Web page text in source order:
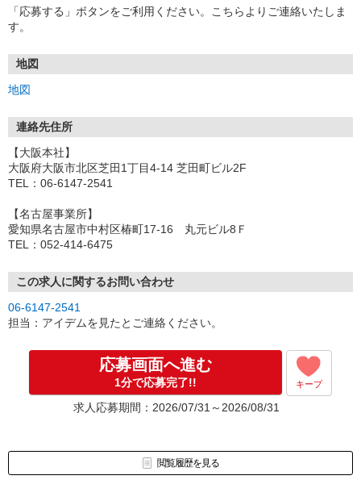
「応募する」ボタンをご利用ください。こちらよりご連絡いたしま
す。
地図
地図
連絡先住所
【大阪本社】
大阪府大阪市北区芝田1丁目4-14 芝田町ビル2F
TEL：06-6147-2541
【名古屋事業所】
愛知県名古屋市中村区椿町17-16 丸元ビル8Ｆ
TEL：052-414-6475
この求人に関するお問い合わせ
06-6147-2541
担当：アイデムを見たとご連絡ください。
応募画面へ進む
1分で応募完了!! キープ
求人応募期間：2026/07/31～2026/08/31
閲覧履歴を見る